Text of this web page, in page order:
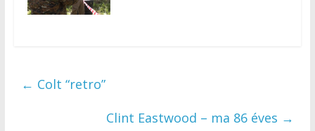
← Colt “retro”
Clint Eastwood – ma 86 éves →